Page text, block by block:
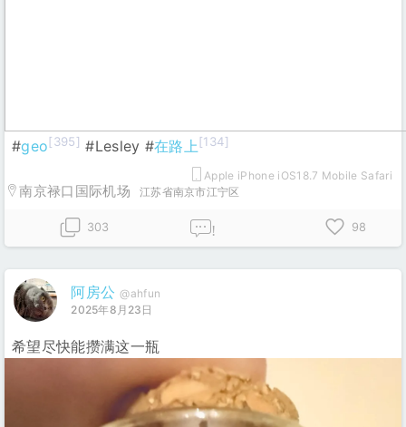
#geo[395] #Lesley #在路上[134]
Apple iPhone iOS18.7 Mobile Safari
南京禄口国际机场 江苏省南京市江宁区
303 ! 98
阿房公 @ahfun
2025年8月23日
希望尽快能攒满这一瓶